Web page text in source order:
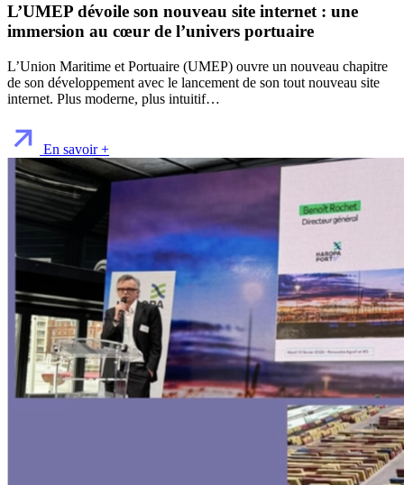
L’UMEP dévoile son nouveau site internet : une
immersion au cœur de l’univers portuaire
L’Union Maritime et Portuaire (UMEP) ouvre un nouveau chapitre
de son développement avec le lancement de son tout nouveau site
internet. Plus moderne, plus intuitif…
En savoir +